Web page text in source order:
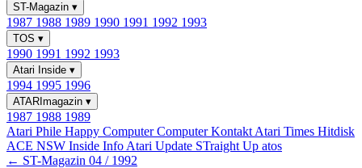
ST-Magazin ▾
1987 1988 1989 1990 1991 1992 1993
TOS ▾
1990 1991 1992 1993
Atari Inside ▾
1994 1995 1996
ATARImagazin ▾
1987 1988 1989
Atari Phile Happy ComputerComputer Kontakt Atari Times Hitdisk
ACE NSW Inside Info Atari Update STraight Up atos
← ST-Magazin 04 / 1992